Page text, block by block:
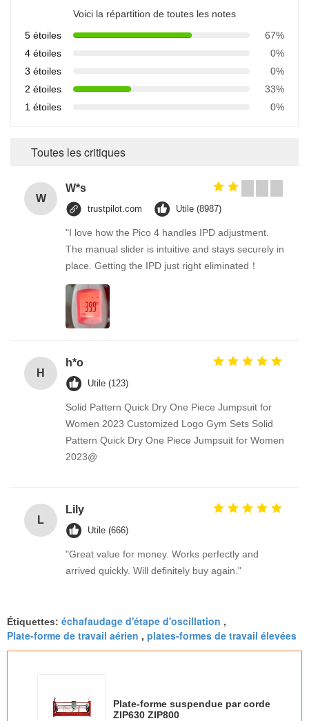
Voici la répartition de toutes les notes
5 étoiles
67%
4 étoiles
0%
3 étoiles
0%
2 étoiles
33%
1 étoiles
0%
Toutes les critiques
W
W*s
trustpilot.com Utile (8987)
"I love how the Pico 4 handles IPD adjustment.
The manual slider is intuitive and stays securely in
place. Getting the IPD just right eliminated！
H
h*o
Utile (123)
Solid Pattern Quick Dry One Piece Jumpsuit for
Women 2023 Customized Logo Gym Sets Solid
Pattern Quick Dry One Piece Jumpsuit for Women
2023@
L
Lily
Utile (666)
"Great value for money. Works perfectly and
arrived quickly. Will definitely buy again."
Étiquettes: échafaudage d'étape d'oscillation ,
Plate-forme de travail aérien , plates-formes de travail élevées
Plate-forme suspendue par corde
ZIP630 ZIP800